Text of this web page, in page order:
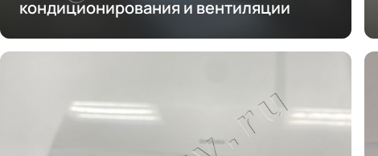
кондиционирования и вентиляции